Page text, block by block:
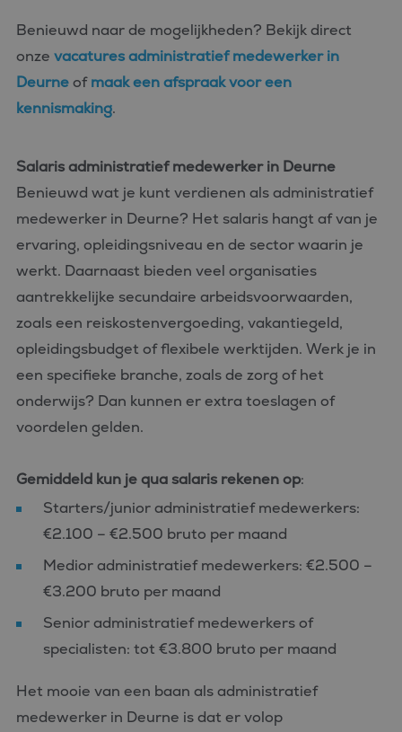
Benieuwd naar de mogelijkheden? Bekijk direct
onze vacatures administratief medewerker in
Deurneofmaak een afspraak voor een
kennismaking.
Salaris administratief medewerker in Deurne
Benieuwd wat je kunt verdienen als administratief
medewerker in Deurne? Het salaris hangt af van je
ervaring, opleidingsniveau en de sector waarin je
werkt. Daarnaast bieden veel organisaties
aantrekkelijke secundaire arbeidsvoorwaarden,
zoals een reiskostenvergoeding, vakantiegeld,
opleidingsbudget of flexibele werktijden. Werk je in
een specifieke branche, zoals de zorg of het
onderwijs? Dan kunnen er extra toeslagen of
voordelen gelden.
Gemiddeld kun je qua salaris rekenen op:
Starters/junior administratief medewerkers:
€2.100 – €2.500 bruto per maand
Medior administratief medewerkers: €2.500 –
€3.200 bruto per maand
Senior administratief medewerkers of
specialisten: tot €3.800 bruto per maand
Het mooie van een baan als administratief
medewerker in Deurne is dat er volop